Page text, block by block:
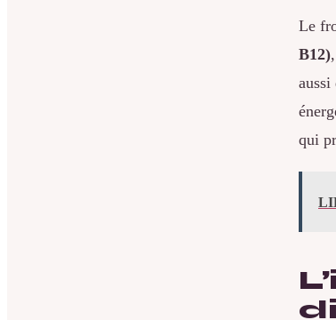
Le
B12)
qui